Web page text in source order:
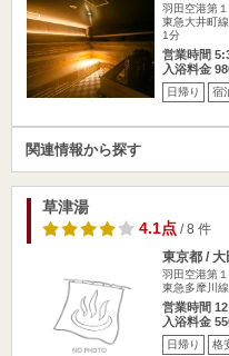
羽田空港第
東急大井町
1分
営業時間
入浴料金
日帰り 宿
関連情報から探す
草津湯
4.1点/ 8 件
東京都 / 大
羽田空港第
東急多摩川
営業時間
入浴料金
日帰り 格